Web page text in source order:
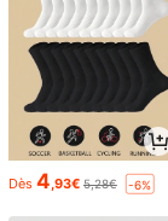
Dès 4 ,93€ 5,28€ -6%